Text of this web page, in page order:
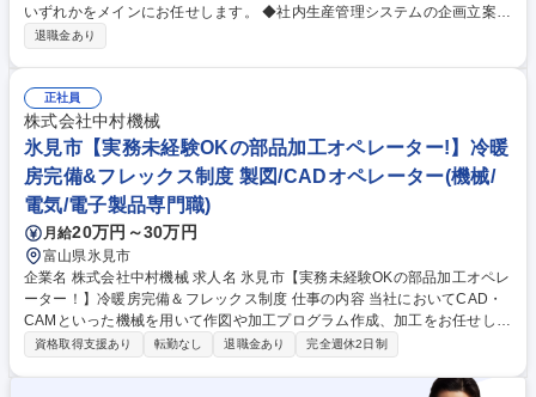
いずれかをメインにお任せします。 ◆社内生産管理システムの企画立案・
開発・導入・運用 ◆IT関連の社内サポート、ヘルプデスク 部品加工から
な設備投資や生産量の増加で日々新たなシステムが必要になっています。
変化に応じてシステム開発を担っていただけるポジションです。 募集職種
【富山/氷見市】社内SE～フレックス有★経験を活かしキャリアアップ～
退職金あり
正社員
株式会社中村機械
氷見市【実務未経験OKの部品加工オペレーター!】冷暖
房完備&フレックス制度 製図/CADオペレーター(機械/
電気/電子製品専門職)
月給20万円～30万円
富山県氷見市
企業名 株式会社中村機械 求人名 氷見市【実務未経験OKの部品加工オペレ
ーター！】冷暖房完備＆フレックス制度 仕事の内容 当社においてCAD・
CAMといった機械を用いて作図や加工プログラム作成、加工をお任せしま
す。多品種小ロット、お客様の要望を、具現化データをもとに設計、全力
備による切削加工(CAD/CAM使用）■研磨機による切削加工を中心にお任
資格取得支援あり 転勤なし 退職金あり 完全週休2日制